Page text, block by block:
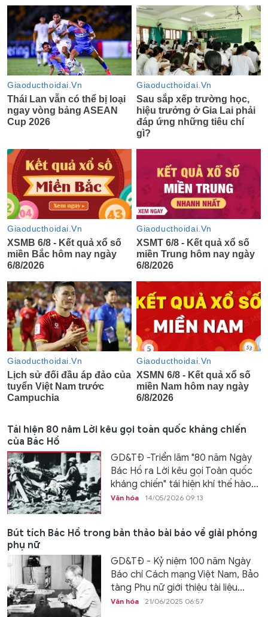
Tái hiện 80 năm Lời kêu gọi toàn quốc kháng chiến
của Bác Hồ
GD&TĐ -Triển lãm "80 năm Ngày
Bác Hồ ra Lời kêu gọi Toàn quốc
kháng chiến" tái hiện khí thế hào...
Văn hóa 14/05/2026 09:13
Bút tích Bác Hồ trong bản thảo bài báo về giải phóng
phụ nữ
GD&TĐ - Kỷ niệm 100 năm Ngày
Báo chí Cách mạng Việt Nam, Bảo
tàng Phụ nữ giới thiệu tài liệu...
Văn hóa 21/06/2025 06:57